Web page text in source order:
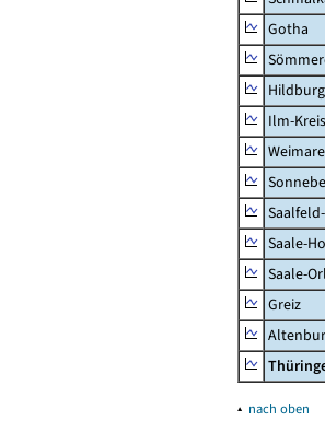
Gotha
Ilm-Kreis
Saale-
Saale-
Greiz
▴ nach oben